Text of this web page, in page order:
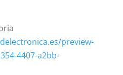
preview-
4407-a2bb-